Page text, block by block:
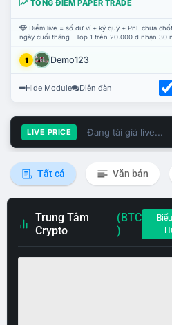
TỔNG ĐIỂM PAPER TRADE
Điểm live = số dư ví + ký quỹ + PnL chưa
ngày cuối tháng · Top 1 trên 20.000 đ nhận 30
1 Demo123
Hide Module Diễn đàn
LIVE PRICE Đang tải giá live...
Tất cả Văn bản
Trung Tâm
Crypto
(BTC
)